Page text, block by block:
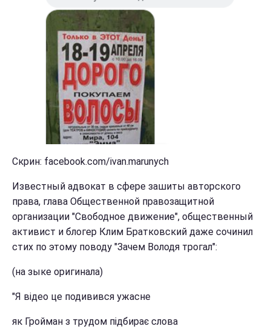
Скрин: facebook.com/ivan.marunych
Известный адвокат в сфере зашиты авторского
права, глава Общественной правозащитной
организации "Свободное движение", общественный
активист и блогер Клим Братковский даже сочинил
стих по этому поводу "Зачем Володя трогал":
(на зыке оригинала)
"Я відео це подивився ужасне
як Гройман з трудом підбирає слова